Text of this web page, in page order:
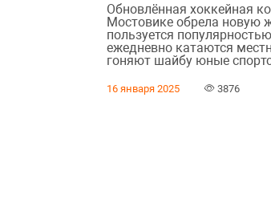
Обновлённая хоккейная
Мостовике обрела новую
пользуется
ежедневно катаются
гоняют шайбу юные
16 января 2025 3876